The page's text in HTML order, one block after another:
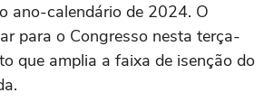
ano-calendário de 2024. O
para o Congresso nesta terça-
que amplia a faixa de isenção do